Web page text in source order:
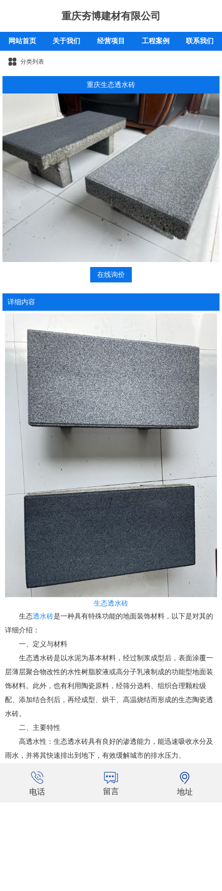
重庆夯博建材有限公司
网站首页 关于我们 经营项目 工程案例 联系我们
分类列表
重庆生态透水砖
在线询价
详细内容
生态透水砖
生态透水砖是一种具有特殊功能的地面装饰材料，以下是对其的
详细介绍：
一、定义与材料
生态透水砖是以水泥为基本材料，经过制浆成型后，表面涂覆一
层薄层聚合物改性的水性树脂胶液或高分子乳液制成的功能型地面装
饰材料。此外，也有利用陶瓷原料，经筛分选料、组织合理颗粒级
配、添加结合剂后，再经成型、烘干、高温烧结而形成的生态陶瓷透
水砖。
二、主要特性
高透水性：生态透水砖具有良好的渗透能力，能迅速吸收水分及
雨水，并将其快速排出到地下，有效缓解城市的排水压力。
环保产品。同时，它能降低地表温度，减少土壤湿度变化幅度，对改
善生态环境有积极作用。
电话 留言 地址